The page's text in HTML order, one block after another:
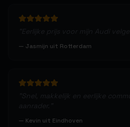
— Jasmijn uit Rotterdam
— Kevin uit Eindhoven